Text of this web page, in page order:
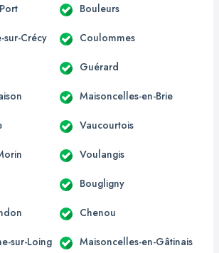
Bouleurs
sur-Crécy Coulommes
Guérard
Maisoncelles-en-Brie
Vaucourtois
Voulangis
Bougligny
Chenou
sur-Loing Maisoncelles-en-Gâtinais